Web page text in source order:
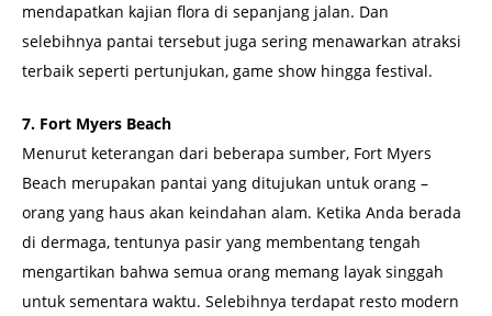
mendapatkan kajian flora di sepanjang jalan. Dan
selebihnya pantai tersebut juga sering menawarkan atraksi
terbaik seperti pertunjukan, game show hingga festival.
7. Fort Myers Beach
Menurut keterangan dari beberapa sumber, Fort Myers
Beach merupakan pantai yang ditujukan untuk orang –
orang yang haus akan keindahan alam. Ketika Anda berada
di dermaga, tentunya pasir yang membentang tengah
mengartikan bahwa semua orang memang layak singgah
untuk sementara waktu. Selebihnya terdapat resto modern